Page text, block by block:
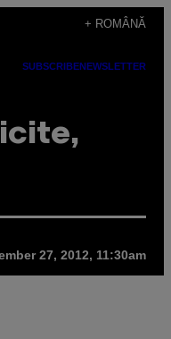
+ ROMÂNĂ
SUBSCRIBENEWSLETTER
27, 2012, 11:30am